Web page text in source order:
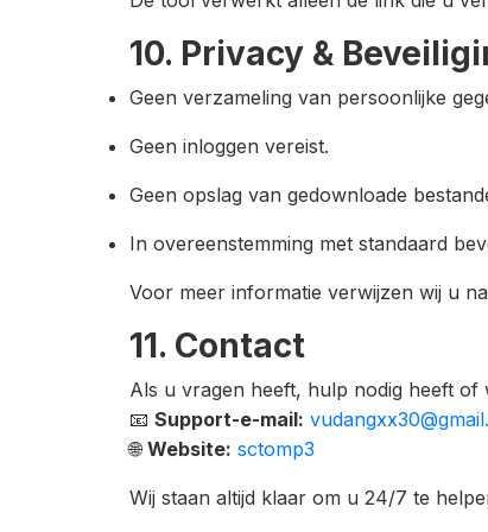
10. Privacy &
Geen verzameling van persoonlijke
Geen inloggen vereist.
Geen opslag van gedownloade
In overeenstemming met standaard
Voor meer informatie verwijzen wij u
11. Contact
Als u vragen heeft, hulp nodig heeft
📧Support-e-mail:
🌐Website: sctomp3
Wij staan altijd klaar om u 24/7 te